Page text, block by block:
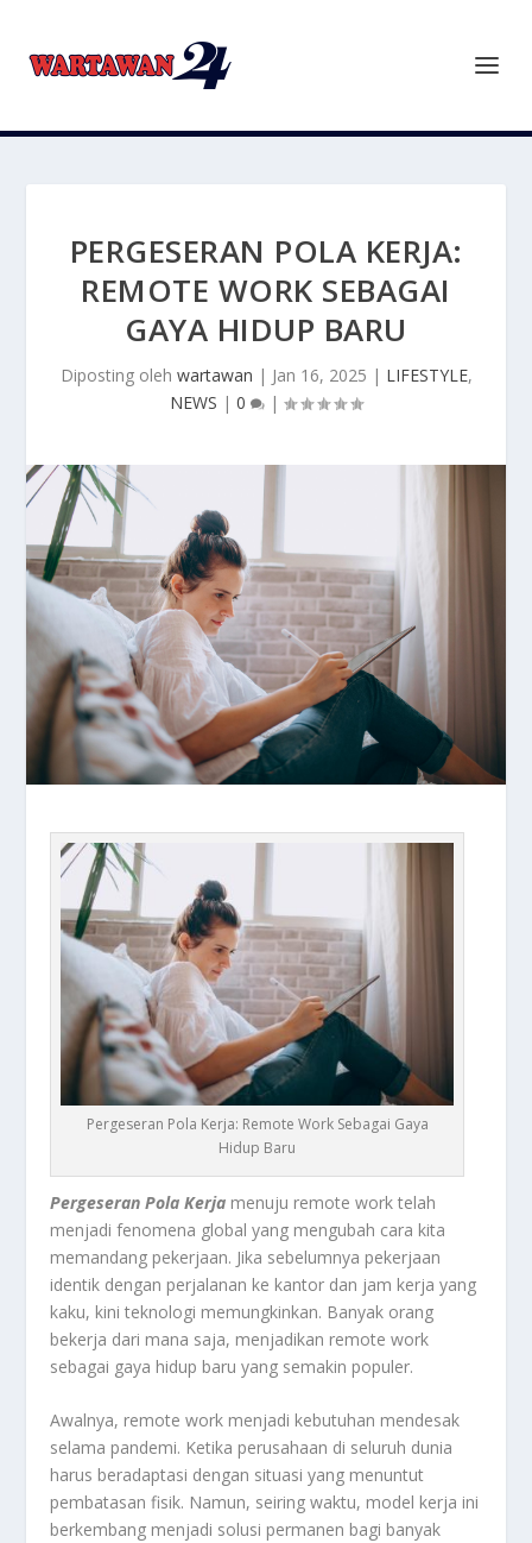
PERGESERAN POLA KERJA:
REMOTE WORK SEBAGAI
GAYA HIDUP BARU
Diposting oleh wartawan | Jan 16, 2025 | LIFESTYLE,
NEWS | 0 |
Pergeseran Pola Kerja: Remote Work Sebagai Gaya
Hidup Baru
Pergeseran Pola Kerja menuju remote work telah
menjadi fenomena global yang mengubah cara kita
memandang pekerjaan. Jika sebelumnya pekerjaan
identik dengan perjalanan ke kantor dan jam kerja yang
kaku, kini teknologi memungkinkan. Banyak orang
bekerja dari mana saja, menjadikan remote work
sebagai gaya hidup baru yang semakin populer.
Awalnya, remote work menjadi kebutuhan mendesak
selama pandemi. Ketika perusahaan di seluruh dunia
harus beradaptasi dengan situasi yang menuntut
pembatasan fisik. Namun, seiring waktu, model kerja ini
berkembang menjadi solusi permanen bagi banyak